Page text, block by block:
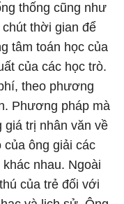
thống cũng như
thời gian để
tâm toán học của
của các học trò.
theo phương
Phương pháp mà
trị nhân văn về
của ông giải các
nhau. Ngoài
của trẻ đối với